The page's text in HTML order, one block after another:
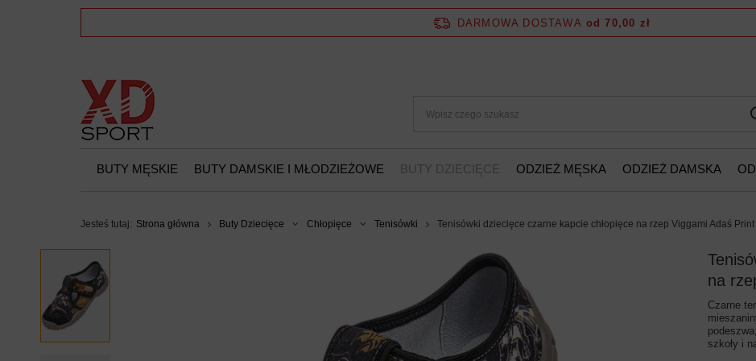
DARMOWA DOSTAWA od 70,00 zł
BUTY MĘSKIE BUTY DAMSKIE I MŁODZIEŻOWE BUTY DZIECIĘCE ODZIEŻ MĘSKA ODZIEŻ DAMSKA
Jesteś tutaj: Strona główna Buty Dziecięce Chłopięce Tenisówki Tenisówki dziecięce czarne kapcie chłopięce na rzep Viggami Adaś Print
na
Czarne
szkoły i